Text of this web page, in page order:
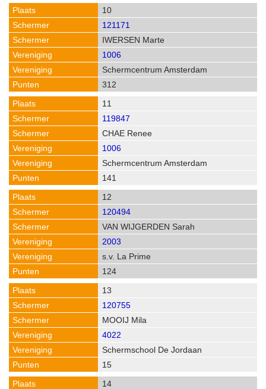
10
121171
IWERSEN Marte
1006
Schermcentrum Amsterdam
312
11
119847
CHAE Renee
1006
Schermcentrum Amsterdam
141
12
120494
VAN WIJGERDEN Sarah
2003
s.v. La Prime
124
13
120755
MOOIJ Mila
4022
Schermschool De Jordaan
15
14